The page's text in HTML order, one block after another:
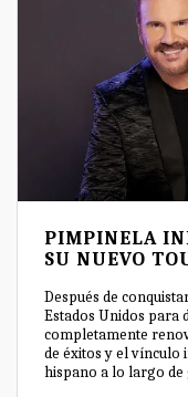
PIMPINELA
SU NUEVO
Después de
Estados Unidos para
completamente
de éxitos y el vínculo
hispano a lo largo de